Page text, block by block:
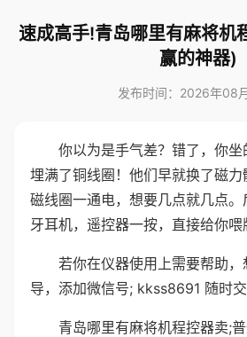
速成高手!青岛哪里有麻将机
赢的神器)
发布时间：2026年08
你以为是手气差？错了，你
埋满了铜线圈！他们早就换了磁
磁线圈一通电，想要几点就几点
牙耳机，遥控器一按，直接给你喂
若你在仪器使用上需要帮助
导，添加微信号; kkss8691 随时交
青岛哪里有麻将机程控器卖;